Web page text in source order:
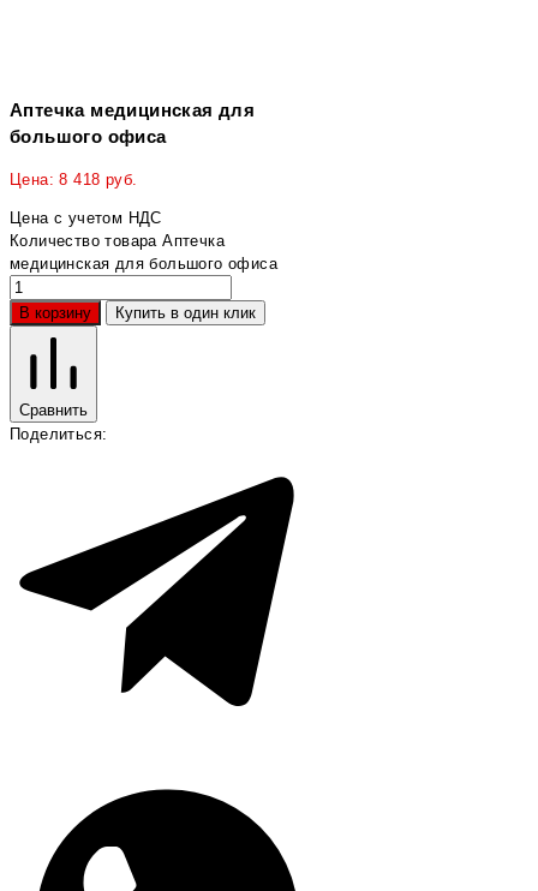
Аптечка медицинская для
большого офиса
Цена:8 418 руб.
Цена с учетом НДС
Количество товара Аптечка
медицинская для большого офиса
В корзину Купить в один клик
Сравнить
Поделиться: